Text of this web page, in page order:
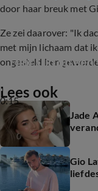
door haar breuk met
Ze zei daarover: "Ik
met mijn lichaam dat
ongesteld ben
0:15
Hint Gio op een
Lees ook
Jade
Gio